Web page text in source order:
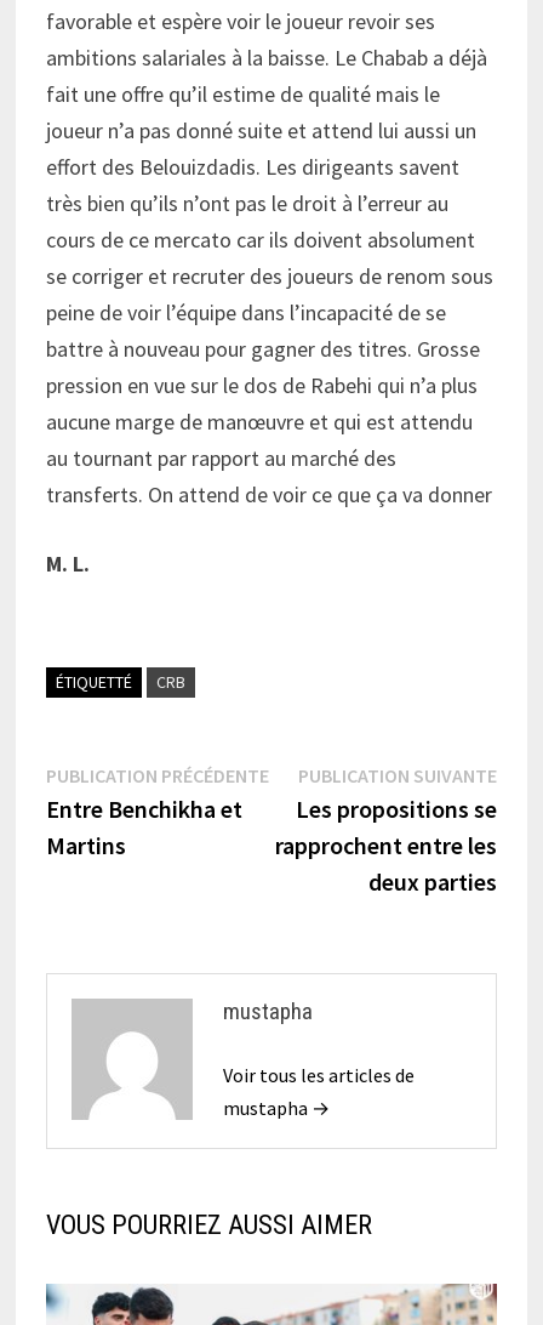
favorable et espère voir le joueur revoir ses
ambitions salariales à la baisse. Le Chabab a déjà
fait une offre qu’il estime de qualité mais le
joueur n’a pas donné suite et attend lui aussi un
effort des Belouizdadis. Les dirigeants savent
très bien qu’ils n’ont pas le droit à l’erreur au
cours de ce mercato car ils doivent absolument
se corriger et recruter des joueurs de renom sous
peine de voir l’équipe dans l’incapacité de se
battre à nouveau pour gagner des titres. Grosse
pression en vue sur le dos de Rabehi qui n’a plus
aucune marge de manœuvre et qui est attendu
au tournant par rapport au marché des
transferts. On attend de voir ce que ça va donner
M. L.
ÉTIQUETTÉ CRB
Navigation
de
PUBLICATION PRÉCÉDENTEPublication
précédente :
Entre Benchikha et
Martins
PUBLICATION SUIVANTE
Les propositions se
rapprochent entre les
deux parties
mustapha
Voir tous les articles de
mustapha →
VOUS POURRIEZ AUSSI AIMER